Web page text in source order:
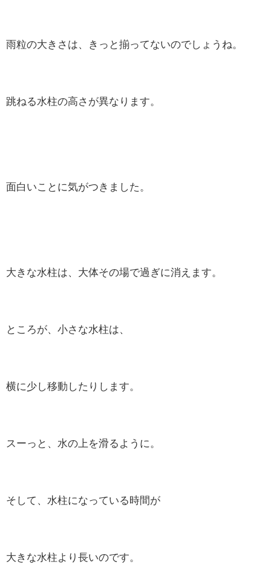
雨粒の大きさは、きっと揃ってないのでしょうね。
跳ねる水柱の高さが異なります。
面白いことに気がつきました。
大きな水柱は、大体その場で過ぎに消えます。
ところが、小さな水柱は、
横に少し移動したりします。
スーっと、水の上を滑るように。
そして、水柱になっている時間が
大きな水柱より長いのです。